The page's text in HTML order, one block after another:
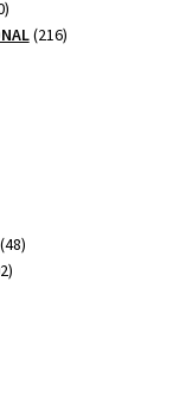
20
productos
216216
4848
92